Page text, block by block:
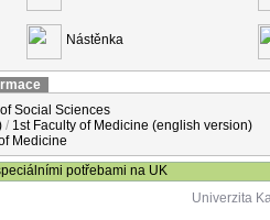
Nástěnka
Social Sciences
/ 1st Faculty of Medicine (english version)
Medicine
potřebami na UK
Univerzita